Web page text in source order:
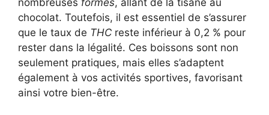
nombreuses formes, allant de la tisane au
chocolat. Toutefois, il est essentiel de s’assurer
que le taux de THC reste inférieur à 0,2 % pour
rester dans la légalité. Ces boissons sont non
seulement pratiques, mais elles s’adaptent
également à vos activités sportives, favorisant
ainsi votre bien-être.